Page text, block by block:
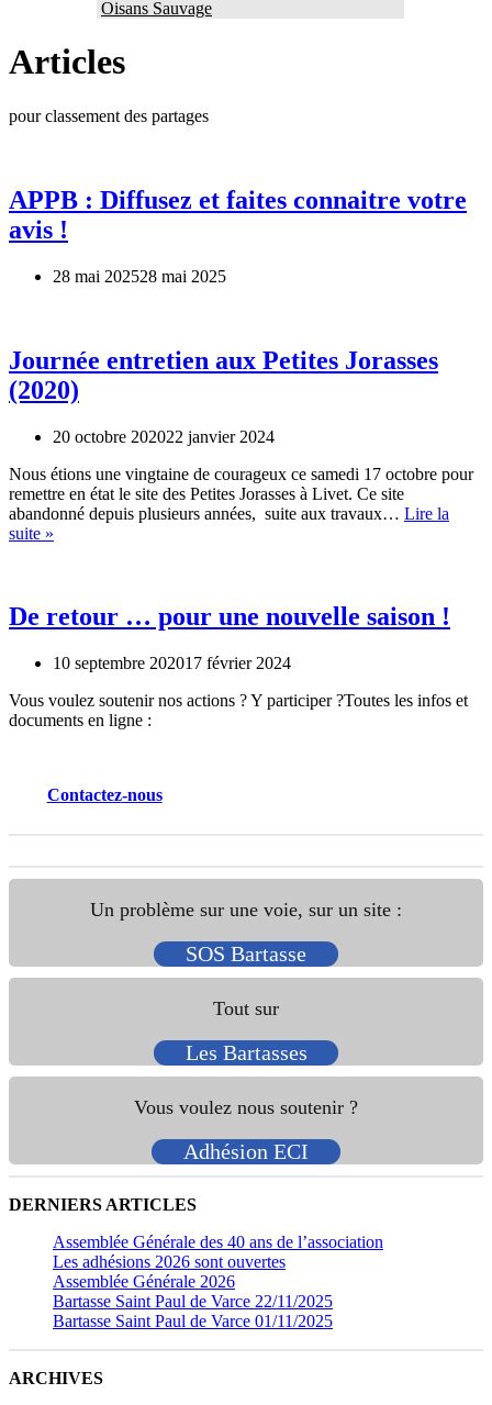
Oisans Sauvage
Articles
pour classement des partages
APPB : Diffusez et faites connaitre votre
avis !
28 mai 202528 mai 2025
Journée entretien aux Petites Jorasses
(2020)
20 octobre 202022 janvier 2024
Nous étions une vingtaine de courageux ce samedi 17 octobre pour
remettre en état le site des Petites Jorasses à Livet. Ce site
abandonné depuis plusieurs années, suite aux travaux… Lire la
suite »
Jorasses
(2020)
De retour … pour une nouvelle saison !
10 septembre 202017 février 2024
Vous voulez soutenir nos actions ? Y participer ?Toutes les infos et
documents en ligne :
Contactez-nous
Un problème sur une voie, sur un site :
SOS Bartasse
Tout sur
Les Bartasses
Vous voulez nous soutenir ?
Adhésion ECI
DERNIERS ARTICLES
Assemblée Générale des 40 ans de l’association
Les adhésions 2026 sont ouvertes
Assemblée Générale 2026
Bartasse Saint Paul de Varce 22/11/2025
Bartasse Saint Paul de Varce 01/11/2025
ARCHIVES